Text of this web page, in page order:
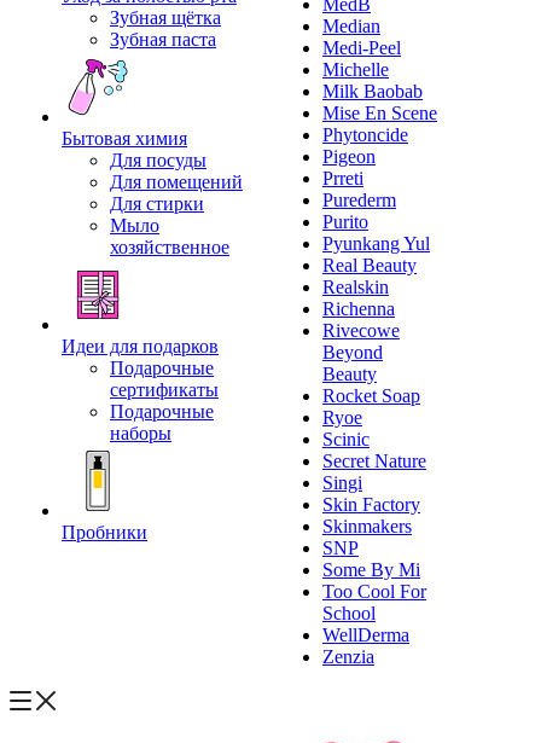
Зубная щётка
Зубная паста
Бытовая химия
Для посуды
Для помещений
Для стирки
Мыло
хозяйственное
Идеи для подарков
Подарочные
сертификаты
Подарочные
наборы
Пробники
MedB
Median
Medi-Peel
Michelle
Milk Baobab
Mise En Scene
Phytoncide
Pigeon
Prreti
Purederm
Purito
Pyunkang Yul
Real Beauty
Realskin
Richenna
Rivecowe
Beyond
Beauty
Rocket Soap
Ryoe
Scinic
Secret Nature
Singi
Skin Factory
Skinmakers
SNP
Some By Mi
Too Cool For
School
WellDerma
Zenzia